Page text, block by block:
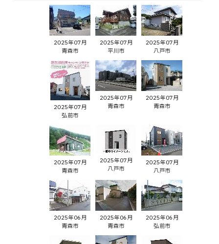
2025年07月
青森市
2025年07月
平川市
2025年07月
八戸市
2025年07月
弘前市
2025年07月
青森市
2025年07月
青森市
2025年07月
青森市
2025年07月
八戸市
2025年07月
八戸市
2025年06月
青森市
2025年06月
青森市
2025年06月
弘前市